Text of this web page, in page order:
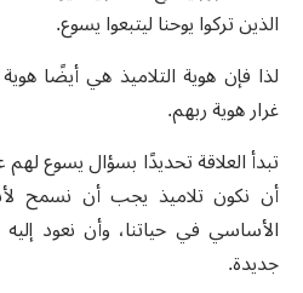
الذين تركوا يوحنا ليتبعوا يسوع.
لذا فإن هوية التلاميذ هي أيضًا
غرار هوية ربهم.
أن نكون تلاميذ يجب أن نسمح
الأساسي في حياتنا، وأن نعود إليه
جديدة.